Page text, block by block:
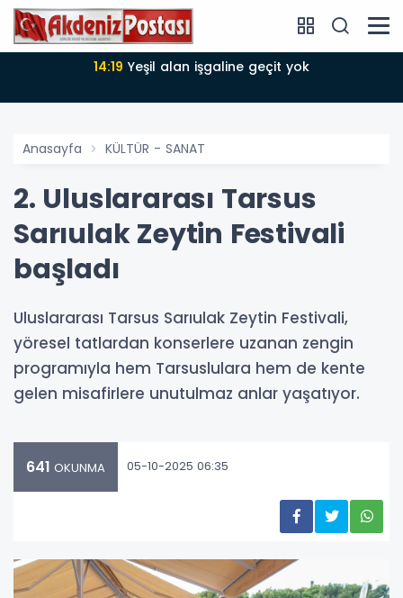
Anasayfa KÜLTÜR - SANAT
2. Uluslararası Tarsus
Sarıulak Zeytin Festivali
başladı
Uluslararası Tarsus Sarıulak Zeytin Festivali,
yöresel tatlardan konserlere uzanan zengin
programıyla hem Tarsuslulara hem de kente
gelen misafirlere unutulmaz anlar yaşatıyor.
641 OKUNMA 05-10-2025 06:35